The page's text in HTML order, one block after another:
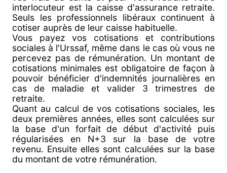
interlocuteur est la caisse d'assurance retraite.
Seuls les professionnels libéraux continuent à
cotiser auprès de leur caisse habituelle.
Vous payez vos cotisations et contributions
sociales à l'Urssaf, même dans le cas où vous ne
percevez pas de rémunération. Un montant de
cotisations minimales est obligatoire de façon à
pouvoir bénéficier d'indemnités journalières en
cas de maladie et valider 3 trimestres de
retraite.
Quant au calcul de vos cotisations sociales, les
deux premières années, elles sont calculées sur
la base d'un forfait de début d'activité puis
régularisées en N+3 sur la base de votre
revenu. Ensuite elles sont calculées sur la base
du montant de votre rémunération.